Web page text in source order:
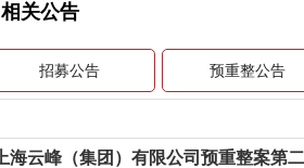
相关公告
招募公告 预重整公告
上海云峰（集团）有限公司预重整案第